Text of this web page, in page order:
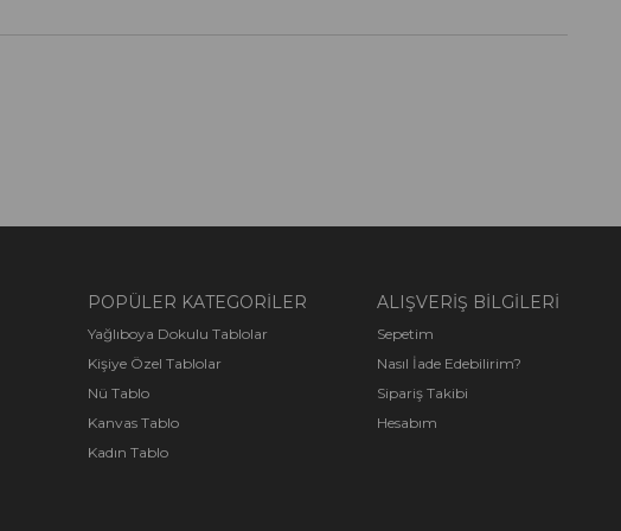
POPÜLER KATEGORİLER
Yağlıboya Dokulu Tablolar
Kişiye Özel Tablolar
Nü Tablo
Kanvas Tablo
Kadın Tablo
ALIŞVERİŞ BİLGİLERİ
Sepetim
Nasıl İade Edebilirim?
Sipariş Takibi
Hesabım